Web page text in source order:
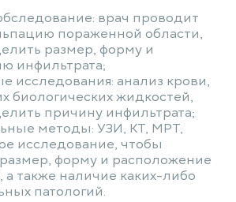
врач проводит
пораженной области,
размер, форму и
инфильтрата;
исследования: анализ крови,
биологических жидкостей,
причину инфильтрата;
методы: УЗИ, КТ, МРТ,
исследование, чтобы
форму и расположение
а также наличие каких-либо
патологий.